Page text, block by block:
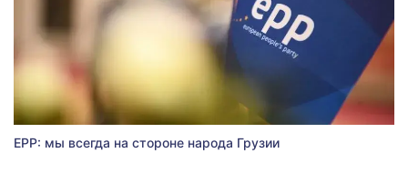
EPP: мы всегда на стороне народа Грузии